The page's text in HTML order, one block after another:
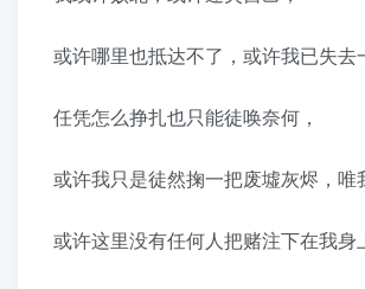
或许哪里也抵达不了，或许我已失去
任凭怎么挣扎也只能徒唤奈何，
或许我只是徒然掬一把废墟灰烬，唯
或许这里没有任何人把赌注下在我身